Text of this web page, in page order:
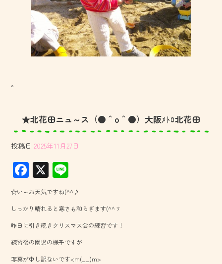
。
★北花田ニュ～ス（●＾o＾●）大阪ﾒﾄﾛ北花田
投稿日 2025年11月27日
F
ac
e
b
o
ok
X
ne
☆い～お天気ですね(^^♪
しっかり晴れると寒さも和らぎます(^^ゞ
昨日に引き続きクリスマス会の練習です！
練習後の園児の様子ですが
写真が申し訳ないです<m(__)m>